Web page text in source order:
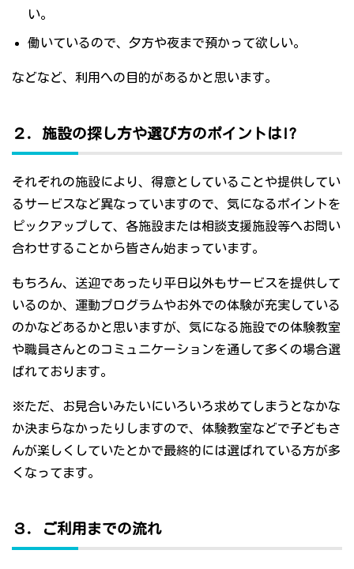
い。
働いているので、夕方や夜まで預かって欲しい。
などなど、利用への目的があるかと思います。
２．施設の探し方や選び方のポイントは!?
それぞれの施設により、得意としていることや提供してい
るサービスなど異なっていますので、気になるポイントを
ピックアップして、各施設または相談支援施設等へお問い
合わせすることから皆さん始まっています。
もちろん、送迎であったり平日以外もサービスを提供して
いるのか、運動プログラムやお外での体験が充実している
のかなどあるかと思いますが、気になる施設での体験教室
や職員さんとのコミュニケーションを通して多くの場合選
ばれております。
※ただ、お見合いみたいにいろいろ求めてしまうとなかな
か決まらなかったりしますので、体験教室などで子どもさ
んが楽しくしていたとかで最終的には選ばれている方が多
くなってます。
３．ご利用までの流れ